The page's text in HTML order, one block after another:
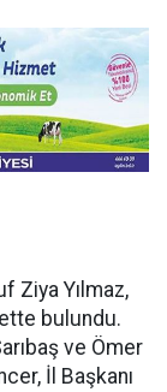
Ziya Yılmaz,
bulundu.
ve Ömer
, İl Başkanı